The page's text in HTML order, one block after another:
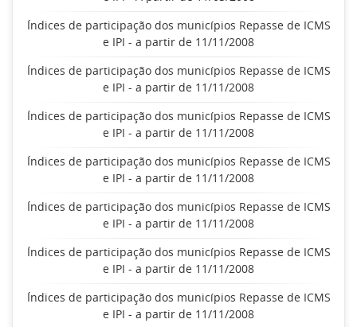
Índices de participação dos municípios Repasse de ICMS
e IPI - a partir de 11/11/2008
Índices de participação dos municípios Repasse de ICMS
e IPI - a partir de 11/11/2008
Índices de participação dos municípios Repasse de ICMS
e IPI - a partir de 11/11/2008
Índices de participação dos municípios Repasse de ICMS
e IPI - a partir de 11/11/2008
Índices de participação dos municípios Repasse de ICMS
e IPI - a partir de 11/11/2008
Índices de participação dos municípios Repasse de ICMS
e IPI - a partir de 11/11/2008
Índices de participação dos municípios Repasse de ICMS
e IPI - a partir de 11/11/2008